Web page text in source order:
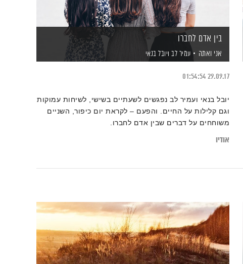
בין אדם לחברו
אני ואתה עמיר לב ויובל בנאי
29.09.17
01:54:54
יובל בנאי ועמיר לב נפגשים לשעתיים בשישי, לשיחות עמוקות
וגם קלילות על החיים. והפעם – לקראת יום כיפור, השניים
משוחחים על דברים שבין אדם לחברו.
אודיו